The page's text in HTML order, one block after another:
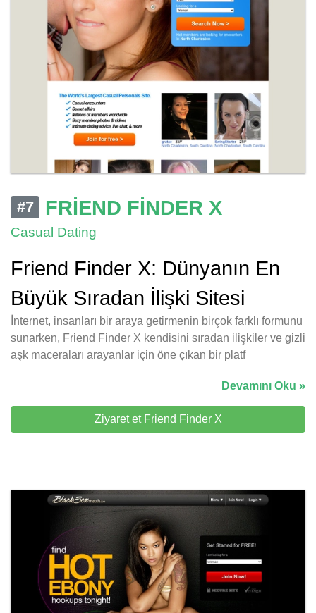
#7 FRIEND FINDER X
Casual Dating
Friend Finder X: Dünyanın En
Büyük Sıradan İlişki Sitesi
İnternet, insanları bir araya getirmenin birçok farklı formunu
sunarken, Friend Finder X kendisini sıradan ilişkiler ve gizli
aşk maceraları arayanlar için öne çıkan bir platf
Devamını Oku »
Ziyaret et Friend Finder X